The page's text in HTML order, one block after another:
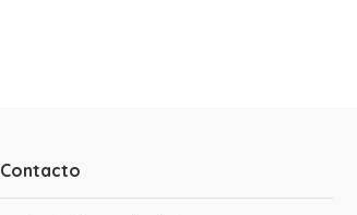
Contacto